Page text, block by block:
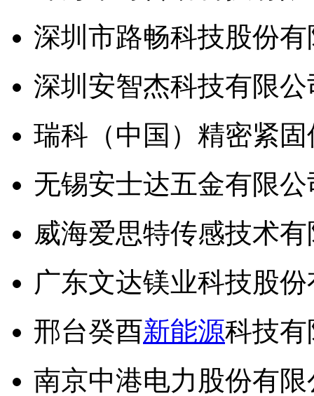
深圳市路畅科技股份
深圳安智杰科技有限公
瑞科（中国）精密紧
无锡安士达五金有限公
威海爱思特传感技术
广东文达镁业科技股
邢台癸酉新能源科技
南京中港电力股份有限